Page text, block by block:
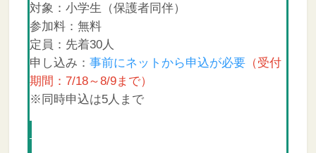
対象：小学生（保護者同伴）
参加料：無料
定員：先着30人
申し込み： 事前にネットから申込が必要（受付
期間：7/18～8/9まで）
※同時申込は5人まで